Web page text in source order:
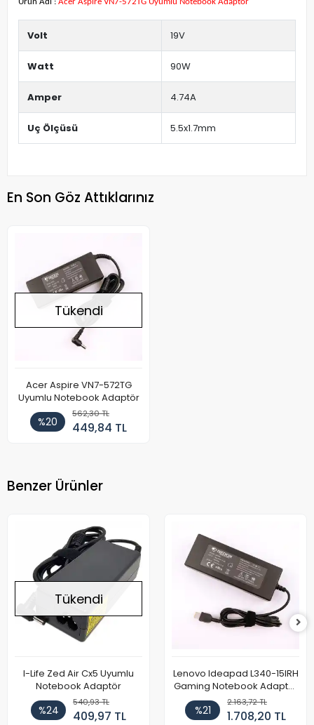
Ürün Adı : Acer Aspire VN7-572TG Uyumlu Notebook Adaptör
Volt 19V
Watt 90W
Amper 4.74A
Uç Ölçüsü 5.5x1.7mm
En Son Göz Attıklarınız
Tükendi
Acer Aspire VN7-572TG
Uyumlu Notebook Adaptör
%20
562,30 TL
449,84 TL
Benzer Ürünler
Tükendi
I-Life Zed Air Cx5 Uyumlu
Notebook Adaptör
%24
540,93 TL
409,97 TL
Lenovo Ideapad L340-15IRH
Gaming Notebook Adaptör
Cihazı Şarj Aleti (150W)
%21
2.163,72 TL
1.708,20 TL